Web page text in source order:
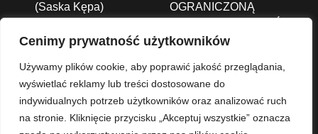
Cenimy prywatność użytkowników
Używamy plików cookie, aby poprawić jakość przeglądania,
wyświetlać reklamy lub treści dostosowane do
indywidualnych potrzeb użytkowników oraz analizować ruch
na stronie. Kliknięcie przycisku „Akceptuj wszystkie” oznacza
(Saska Kępa)
OGRANICZONĄ
ALEJA JANA PAWŁA
II 43A /37B, 01-001
Warszawa
2004 0000 3702 8273